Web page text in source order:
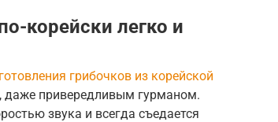
корейски легко и
грибочков из корейской
даже привередливым гурманом.
звука и всегда съедается